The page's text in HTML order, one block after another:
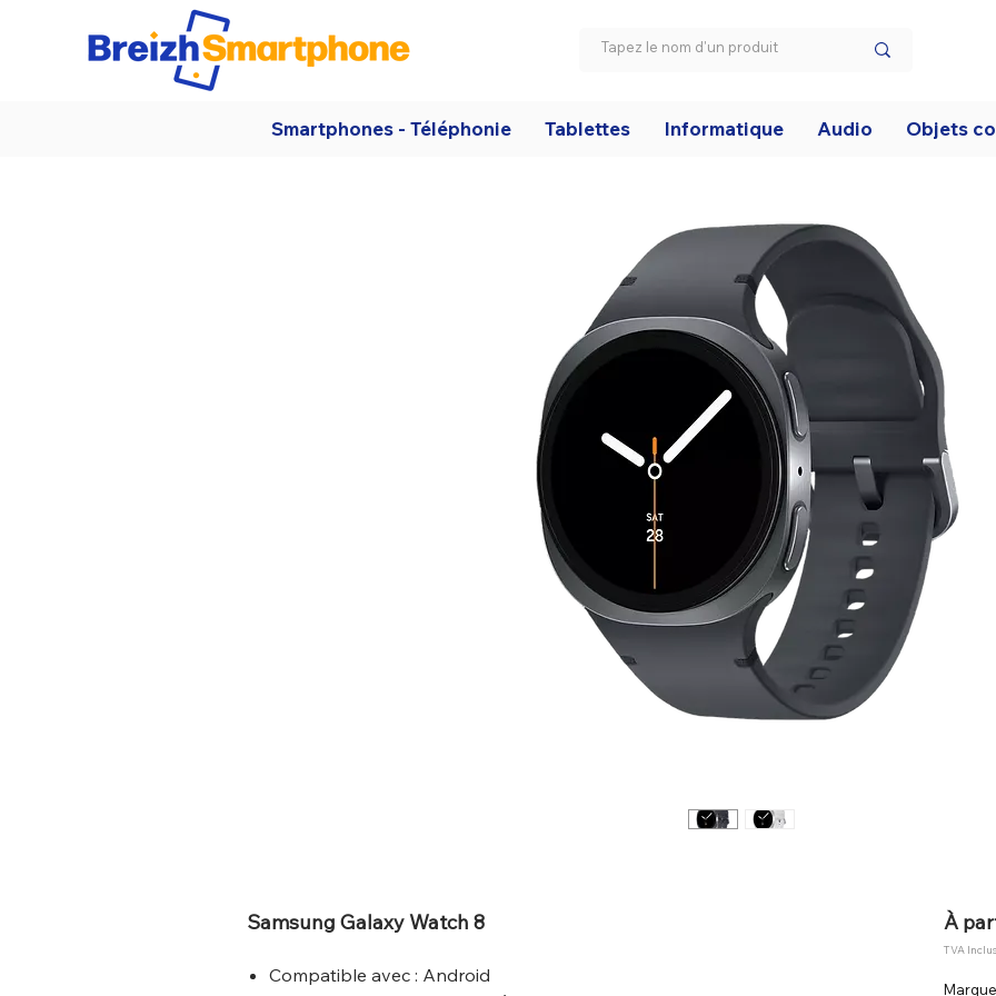
Smartphones - Téléphonie Tablettes Informatique Audio Objets
Samsung Galaxy Watch 8
Compatible avec : Android
À
TVA
Marque